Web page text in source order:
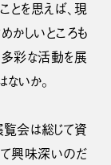
とを思えば、現
かしいところも
多彩な活動を展
ないか。
会は総じて資
て興味深いのだ